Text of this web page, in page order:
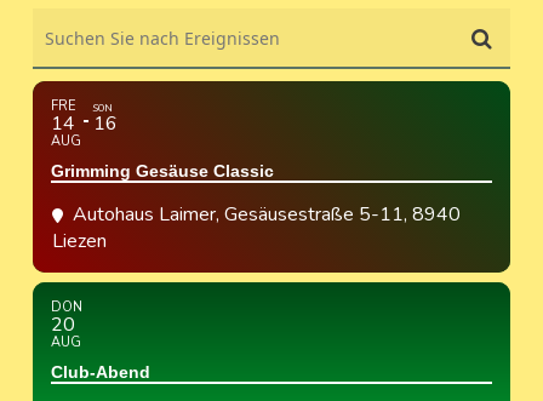
FRE
14
AUG
SON
16
Grimming Gesäuse Classic
Autohaus Laimer, Gesäusestraße 5-11, 8940
Liezen
DON
20
AUG
Club-Abend